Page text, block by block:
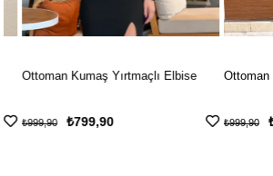
Ottoman Kumaş Yırtmaçlı Elbise
₺799,90
₺999,90
Ottoman
₺999,90